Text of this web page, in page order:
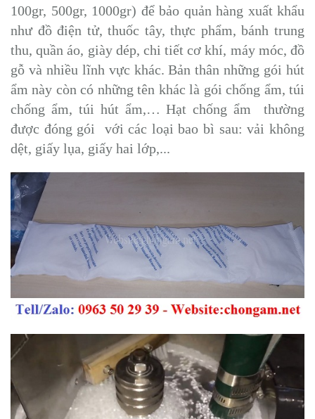
100gr, 500gr, 1000gr) để bảo quản hàng xuất khẩu
như đồ điện tử, thuốc tây, thực phẩm, bánh trung
thu, quần áo, giày dép, chi tiết cơ khí, máy móc, đồ
gỗ và nhiều lĩnh vực khác. Bản thân những gói hút
ẩm này còn có những tên khác là gói chống ẩm, túi
chống ẩm, túi hút ẩm,… Hạt chống ẩm thường
được đóng gói với các loại bao bì sau: vải không
dệt, giấy lụa, giấy hai lớp,...